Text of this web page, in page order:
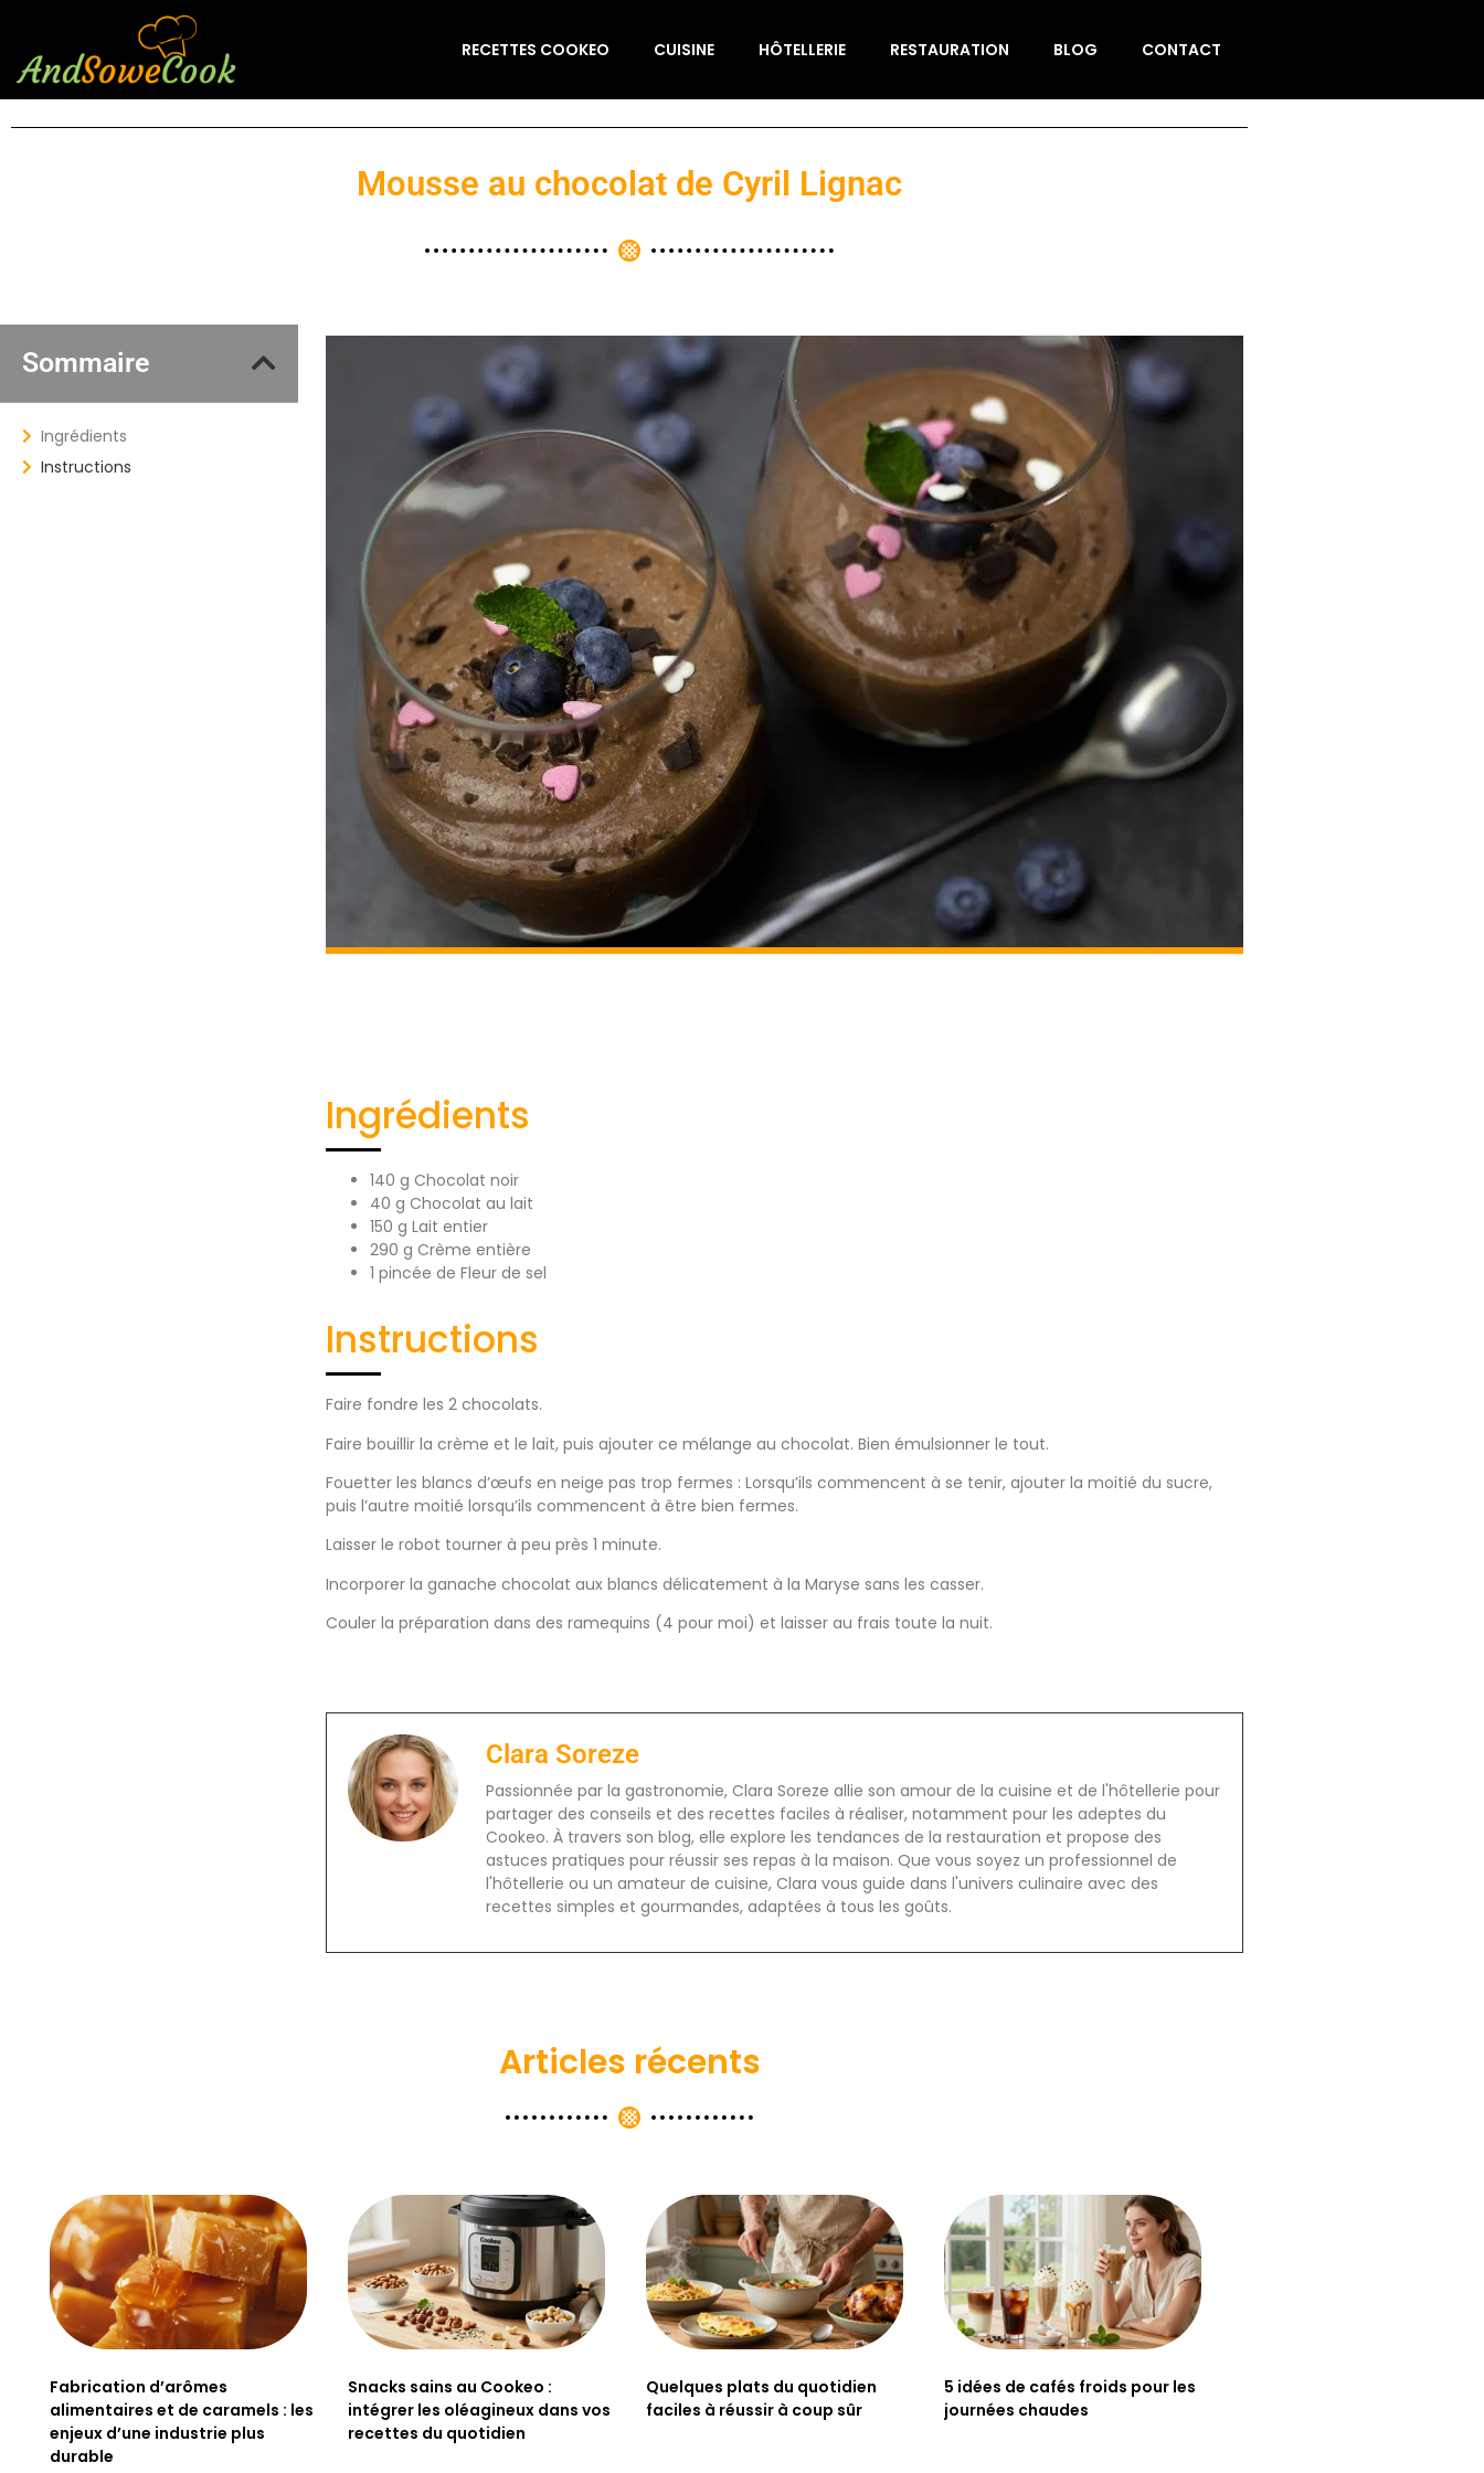
RECETTES COOKEO CUISINE HÔTELLERIE RESTAURATION BLOG CONTACT
Mousse au chocolat de Cyril Lignac
Sommaire
Ingrédients
Instructions
Ingrédients
140 g Chocolat noir
40 g Chocolat au lait
150 g Lait entier
290 g Crème entière
1 pincée de Fleur de sel
Instructions
Faire fondre les 2 chocolats.
Faire bouillir la crème et le lait, puis ajouter ce mélange au chocolat. Bien émulsionner le tout.
Fouetter les blancs d’œufs en neige pas trop fermes : Lorsqu’ils commencent à se tenir, ajouter la moitié du sucre,
puis l’autre moitié lorsqu’ils commencent à être bien fermes.
Laisser le robot tourner à peu près 1 minute.
Incorporer la ganache chocolat aux blancs délicatement à la Maryse sans les casser.
Couler la préparation dans des ramequins (4 pour moi) et laisser au frais toute la nuit.
Clara Soreze
Passionnée par la gastronomie, Clara Soreze allie son amour de la cuisine et de l'hôtellerie pour
partager des conseils et des recettes faciles à réaliser, notamment pour les adeptes du
Cookeo. À travers son blog, elle explore les tendances de la restauration et propose des
astuces pratiques pour réussir ses repas à la maison. Que vous soyez un professionnel de
l'hôtellerie ou un amateur de cuisine, Clara vous guide dans l'univers culinaire avec des
recettes simples et gourmandes, adaptées à tous les goûts.
Articles récents
Fabrication d’arômes
alimentaires et de caramels : les
enjeux d’une industrie plus
durable
Snacks sains au Cookeo :
intégrer les oléagineux dans vos
recettes du quotidien
Quelques plats du quotidien
faciles à réussir à coup sûr
5 idées de cafés froids pour les
journées chaudes